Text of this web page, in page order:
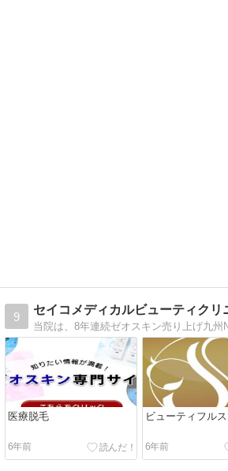
9
医療脱毛
6年前
ビューティフル
6年前